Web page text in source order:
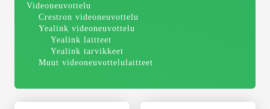
Videoneuvottelu
Crestron videoneuvottelu
Yealink videoneuvottelu
Yealink laitteet
Yealink tarvikkeet
Muut videoneuvottelulaitteet